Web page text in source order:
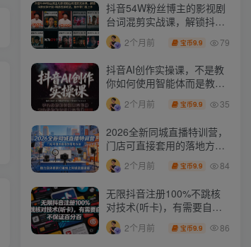
最新无水印课程资源 长期更新 免费投稿专区，先看要求在投稿！！！
抖音54W粉丝博主的影视剧
台词混剪实战课，解锁抖音
伙伴计划+精选独家收益，
新手零门槛上手
2个月前 宝币9.9 79
抖音AI创作实操课，不是教
你如何使用智能体而是教你
如何利用智能体变现(更新5
月) 2个月前 宝币9.9 35
2026全新同城直播特训营，
门店可直接套用的落地方
法，助力实体商家打通线上
同城流量渠道
2个月前 宝币9.9 84
无限抖音注册100%不跳核
对技术(听卡)，有需要自
测，不保证百分百
2个月前 宝币9.9 86